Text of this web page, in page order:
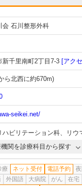
会 石川整形外科
新千里南町2丁目7-3 [アク
ら北西に約670m)
seikei.net/
ハビリテーション科、
リウ
関を診療科目から探す
療 ネット受付 電話予約
外国語 大病院 がん 在宅